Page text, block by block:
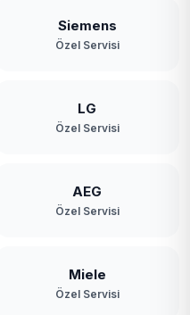
Siemens
Özel Servisi
LG
Özel Servisi
AEG
Özel Servisi
Miele
Özel Servisi